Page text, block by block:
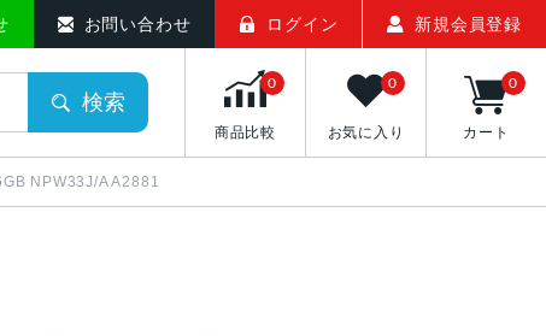
お問い合わせ ログイン 新規会員登録
検索
商品比較
0
お気に入り
0
カート
0
NPW33J/A A2881